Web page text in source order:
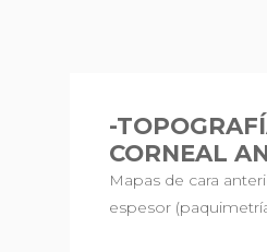
-
CORNEAL
Mapas de cara
espesor